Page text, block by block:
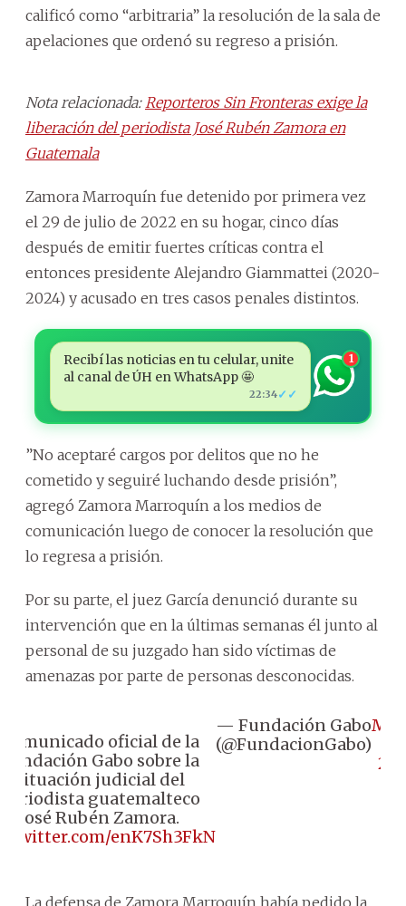
calificó como “arbitraria” la resolución de la sala de
apelaciones que ordenó su regreso a prisión.
Nota relacionada: Reporteros Sin Fronteras exige la
liberación del periodista José Rubén Zamora en
Guatemala
Zamora Marroquín fue detenido por primera vez
el 29 de julio de 2022 en su hogar, cinco días
después de emitir fuertes críticas contra el
entonces presidente Alejandro Giammattei (2020-
2024) y acusado en tres casos penales distintos.
Recibí las noticias en tu celular, unite
al canal de ÚH en WhatsApp 🤩
22:34✓✓
1
”No aceptaré cargos por delitos que no he
cometido y seguiré luchando desde prisión”,
agregó Zamora Marroquín a los medios de
comunicación luego de conocer la resolución que
lo regresa a prisión.
Por su parte, el juez García denunció durante su
intervención que en la últimas semanas él junto al
personal de su juzgado han sido víctimas de
amenazas por parte de personas desconocidas.
Comunicado oficial de la
Fundación Gabo sobre la
situación judicial del
periodista guatemalteco
José Rubén Zamora.
enK7Sh3FkN
— Fundación Gabo
(@FundacionGabo)
La defensa de Zamora Marroquín había pedido la